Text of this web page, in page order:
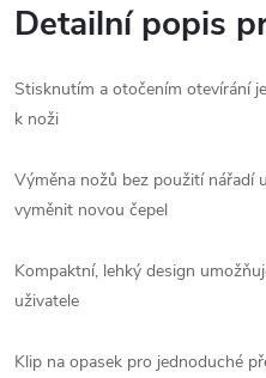
Detailní popis
Stisknutím a otočením otevírání
k noži
Výměna nožů bez použití nářadí
vyměnit novou čepel
Kompaktní, lehký design
uživatele
Klip na opasek pro jednoduché